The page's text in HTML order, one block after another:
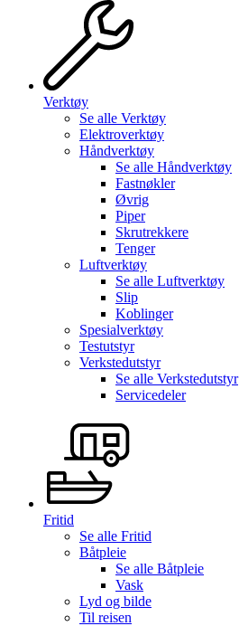
Verktøy
Se alle Verktøy
Elektroverktøy
Håndverktøy
Se alle Håndverktøy
Fastnøkler
Øvrig
Piper
Skrutrekkere
Tenger
Luftverktøy
Se alle Luftverktøy
Slip
Koblinger
Spesialverktøy
Testutstyr
Verkstedutstyr
Se alle Verkstedutstyr
Servicedeler
Fritid
Se alle Fritid
Båtpleie
Se alle Båtpleie
Vask
Lyd og bilde
Til reisen